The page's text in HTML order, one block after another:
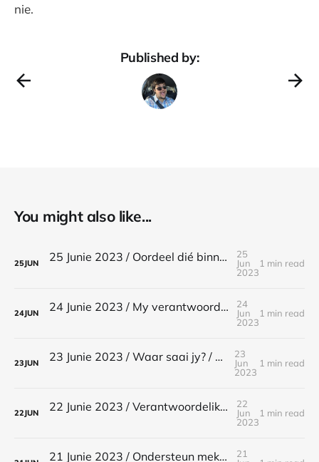
nie.
Published by:
You might also like...
25JUN 25 Junie 2023 / Oordeel dié binne die kerk / 1 Korintiërs 5:12-13
25
Jun
2023
1 min read
24JUN 24 Junie 2023 / My verantwoordelikheid in my redding / Matteus 7:21
24
Jun
2023
1 min read
23JUN 23 Junie 2023 / Waar saai jy? / Galasiërs 6:7-8
23
Jun
2023
1 min read
22JUN 22 Junie 2023 / Verantwoordelikheid teenoor die Kerk-leraars / Galasiërs 6:6
22
Jun
2023
1 min read
21 Junie 2023 / Ondersteun mekaar / Galasiërs 6:2
21